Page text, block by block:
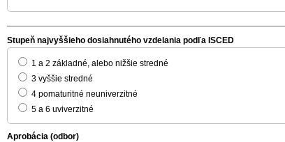
Stupeň najvyššieho dosiahnutého vzdelania podľa ISCED
1 a 2 základné, alebo nižšie stredné
3 vyššie stredné
4 pomaturitné neuniverzitné
5 a 6 uviverzitné
Aprobácia (odbor)